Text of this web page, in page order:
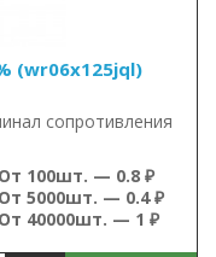
(wr06x125jql)
сопротивления
От 100шт. — 0.8 ₽
От 5000шт. — 0.4 ₽
От 40000шт. — 1 ₽